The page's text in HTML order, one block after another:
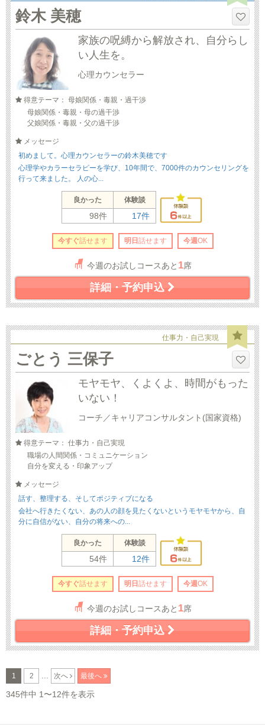
鈴木 美穂
家族の呪縛から解放され、自分らし
い人生を。
心理カウンセラー
得意テーマ： 母娘関係・毒親・過干渉
母娘関係・毒親・母の過干渉
父娘関係・毒親・父の過干渉
メッセージ
初めまして。心理カウンセラーの鈴木美穂です
心理学やカラーセラピーを学び、10年間で、7000件のカウンセリングを
行って来ました。 人の心...
良かった 体験談
98件 17件
今すぐ話せます 明日 話せます 今週OK
今週のお試しコースあと 1席
詳細・予約申込
仕事力・自己実現
ごとう 三保子
モヤモヤ、くよくよ、時間がもった
いない！
コーチ／キャリアコンサルタント(国家資格)
得意テーマ： 仕事力・自己実現
職場の人間関係・コミュニケーション
自分を変える・印象アップ
メッセージ
話す、整理する、そしてポジティブになる
会社へ行きたくない、あの人の顔を見たくないというモヤモヤから、自
分に自信がない、自分の将来への...
良かった 体験談
54件 12件
今すぐ話せます 明日 話せます 今週OK
今週のお試しコースあと 1席
詳細・予約申込
1 2 次へ 最後へ
345件中 1〜12件を表示